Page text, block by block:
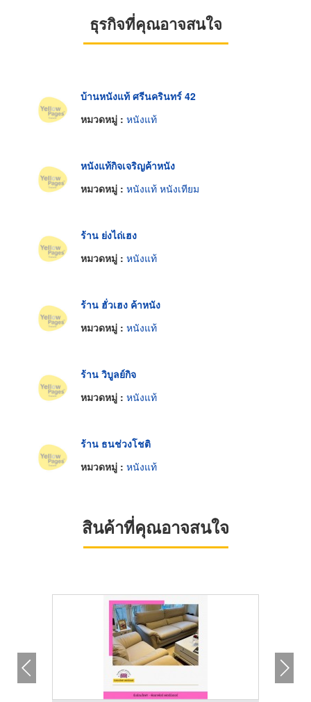
ธุรกิจที่คุณอาจสนใจ
บ้านหนังแท้ ศรีนครินทร์ 42
หมวดหมู่ : หนังแท้
หนังแท้กิจเจริญค้าหนัง
หมวดหมู่ : หนังแท้ หนังเทียม
ร้าน ย่งไถ่เฮง
หมวดหมู่ : หนังแท้
ร้าน ฮั่วเฮง ค้าหนัง
หมวดหมู่ : หนังแท้
ร้าน วิบูลย์กิจ
หมวดหมู่ : หนังแท้
ร้าน ธนช่วงโชติ
หมวดหมู่ : หนังแท้
สินค้าที่คุณอาจสนใจ